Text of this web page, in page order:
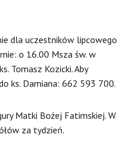
dla uczestników lipcowego
o 16.00 Msza św. w
Tomasz Kozicki. Aby
ks. Damiana: 662 593 700.
Matki Bożej Fatimskiej. W
za tydzień.